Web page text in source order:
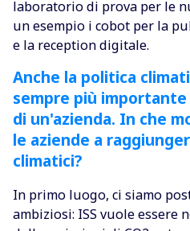
laboratorio di prova per le
un esempio i cobot per la
e la reception digitale.
Anche la politica
sempre più
di un'azienda. In che
le aziende a
climatici?
In primo luogo, ci siamo
ambiziosi: ISS vuole essere